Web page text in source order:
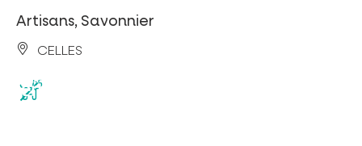
Artisans, Savonnier
CELLES